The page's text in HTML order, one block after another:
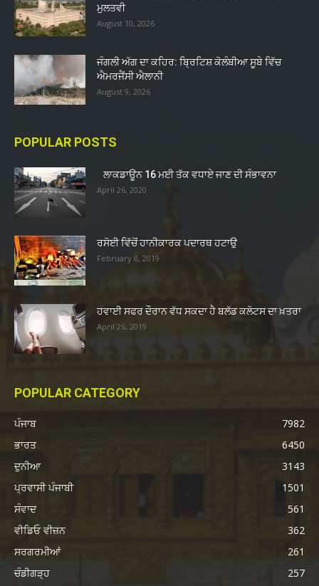
ਮੁਲਤਵੀ
August 10, 2026
ਜੰਗਲੀ ਅੱਗ ਦਾ ਕਹਿਰ: ਬ੍ਰਿਟਿਸ਼ ਕੋਲੰਬੀਆ ਸੂਬੇ ਵਿੱਚ
ਐਮਰਜੈਂਸੀ ਐਲਾਨੀ
August 9, 2026
POPULAR POSTS
ਲਾਕਡਾਊਨ 16 ਮਈ ਤੱਕ ਵਧਾਏ ਜਾਣ ਦੀ ਸੰਭਾਵਨਾ
April 26, 2020
ਰਸੋਈ ਵਿੱਚੋਂ ਹਾਨੀਕਾਰਕ ਪਦਾਰਥ ਹਟਾਉ
February 8, 2019
ਹਵਾਈ ਸਫਰ ਦੌਰਾਨ ਵੱਧ ਸਕਦਾ ਹੈ ਬਲੱਡ ਕਲੋਟਸ ਦਾ ਖ਼ਤਰਾ
April 26, 2019
POPULAR CATEGORY
ਪੰਜਾਬ
7982
ਭਾਰਤ
6450
ਦੁਨੀਆ
3143
ਪ੍ਰਵਾਸੀ ਪੰਜਾਬੀ
1501
ਸੰਵਾਦ
561
ਵੀਡਿਓ ਵੀਜ਼ਨ
362
ਸਰਗਰਮੀਆਂ
261
ਚੰਡੀਗੜ੍ਹ
257